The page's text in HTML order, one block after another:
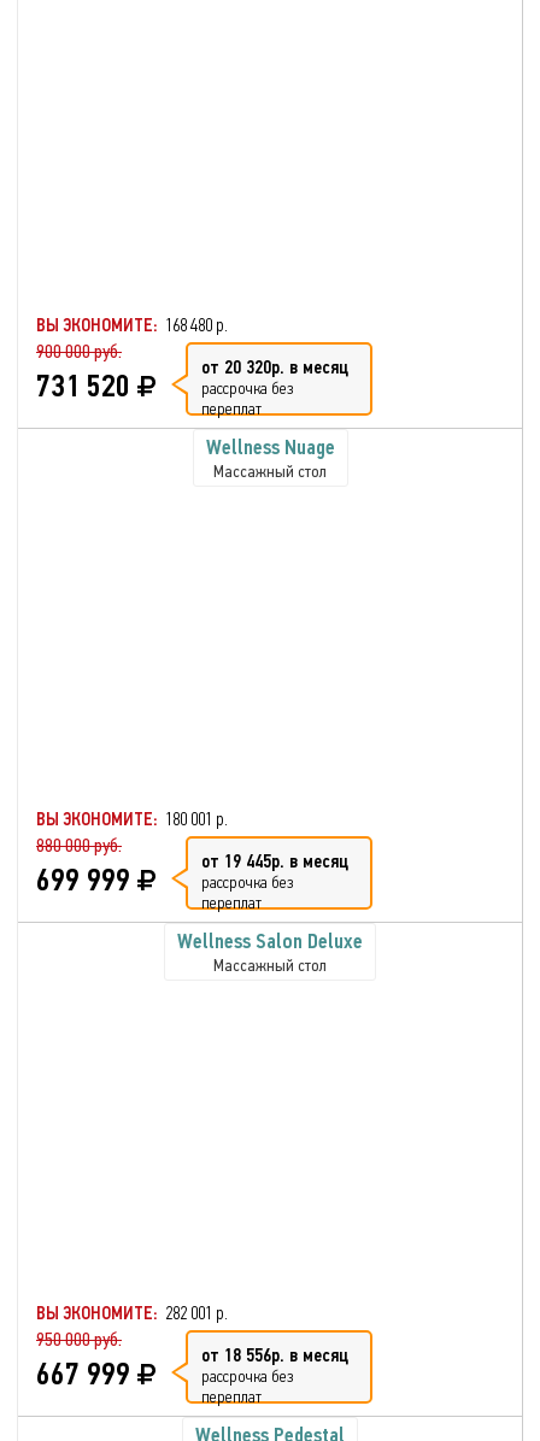
ВЫ ЭКОНОМИТЕ: 168 480 р.
900 000 руб.
731 520 от 20 320р. в месяц
рассрочка без
переплат
Wellness Nuage
Массажный стол
ВЫ ЭКОНОМИТЕ: 180 001 р.
880 000 руб.
699 999 от 19 445р. в месяц
рассрочка без
переплат
Wellness Salon Deluxe
Массажный стол
ВЫ ЭКОНОМИТЕ: 282 001 р.
950 000 руб.
667 999 от 18 556р. в месяц
рассрочка без
переплат
Wellness Pedestal